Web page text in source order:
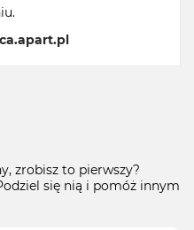
zrobisz to pierwszy?
się nią i pomóż innym